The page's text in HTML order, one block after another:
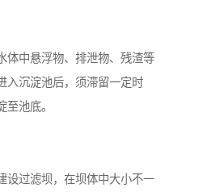
体中悬浮物、排泄物、残渣等
入沉淀池后，须滞留一定时
池底。
设过滤坝，在坝体中大小不一
备
你猜生活污水处理设备